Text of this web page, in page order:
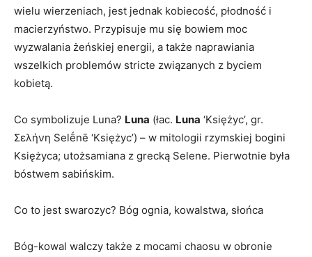
wielu wierzeniach, jest jednak kobiecość, płodność i
macierzyństwo. Przypisuje mu się bowiem moc
wyzwalania żeńskiej energii, a także naprawiania
wszelkich problemów stricte związanych z byciem
kobietą.
Co symbolizuje Luna? Luna (łac. Luna ‘Księżyc’, gr.
Σελήνη Selḗnē ‘Księżyc’) – w mitologii rzymskiej bogini
Księżyca; utożsamiana z grecką Selene. Pierwotnie była
bóstwem sabińskim.
Co to jest swarozyc? Bóg ognia, kowalstwa, słońca
Bóg-kowal walczy także z mocami chaosu w obronie